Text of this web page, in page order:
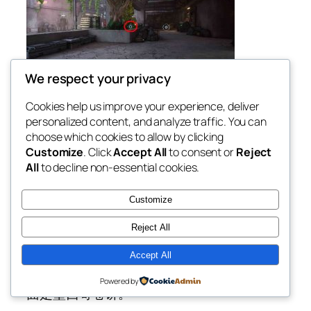
在游泳池所在的建筑物的屋顶上。游泳池旁
边是一个动臂箱（扬声器），在托盘上的后
面是墨西哥卷饼。
We respect your privacy
Cookies help us improve your experience, deliver
personalized content, and analyze traffic. You can
choose which cookies to allow by clicking
Customize. ClickAccept Allto consent orReject
Allto decline non-essential cookies.
Customize
Reject All
Accept All
Powered by